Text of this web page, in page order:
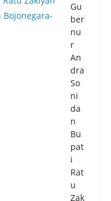
Gu
ber
nu
r
An
dra
So
ni
da
n
Bu
pat
i
Rat
u
Zak